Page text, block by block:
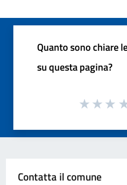
Quanto sono chiare
su questa pagina?
Contatta il comune